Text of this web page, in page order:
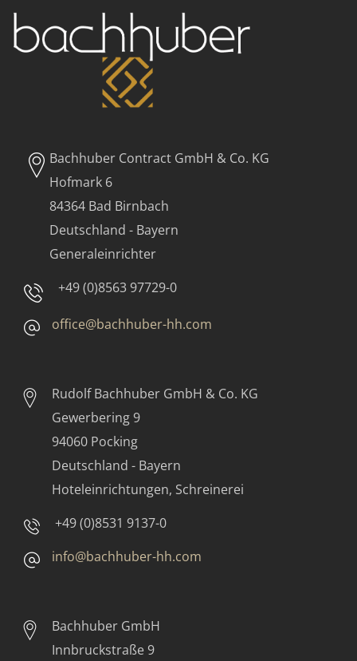
Bachhuber Contract GmbH & Co. KG
Hofmark 6
84364 Bad Birnbach
Deutschland - Bayern
Generaleinrichter
+49 (0)8563 97729-0
office@bachhuber-hh.com
Rudolf Bachhuber GmbH & Co. KG
Gewerbering 9
94060 Pocking
Deutschland - Bayern
Hoteleinrichtungen, Schreinerei
+49 (0)8531 9137-0
info@bachhuber-hh.com
Bachhuber GmbH
Innbruckstraße 9